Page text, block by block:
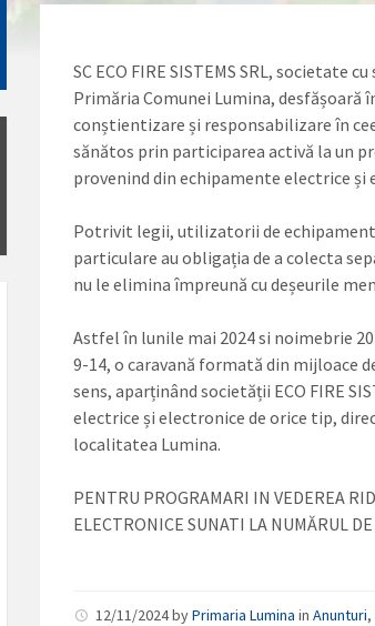
SC ECO FIRE SISTEMS SRL, societate
Primăria Comunei Lumina, desfășoară
conștientizare și responsabilizare în
sănătos prin participarea activă la un
provenind din echipamente electrice și
Potrivit legii, utilizatorii de
particulare au obligația de a colecta
nu le elimina împreună cu deșeurile
Astfel în lunile mai 2024 si noimebrie
9-14, o caravană formată din mijloace
sens, aparținând societății ECO FIRE
electrice și electronice de orice tip,
localitatea Lumina.
PENTRU PROGRAMARI IN VEDEREA
ELECTRONICE SUNATI LA NUMĂRUL
12/11/2024byPrimaria Lumina inAnunturi,